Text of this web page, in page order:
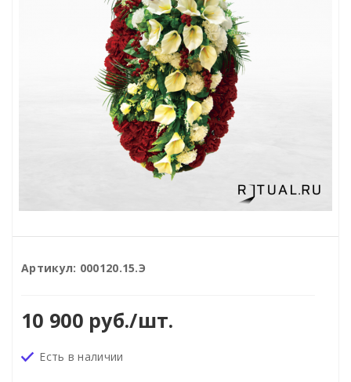
Артикул: 000120.15.Э
10 900руб./шт.
Есть в наличии